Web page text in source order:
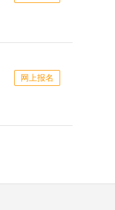
网上报名